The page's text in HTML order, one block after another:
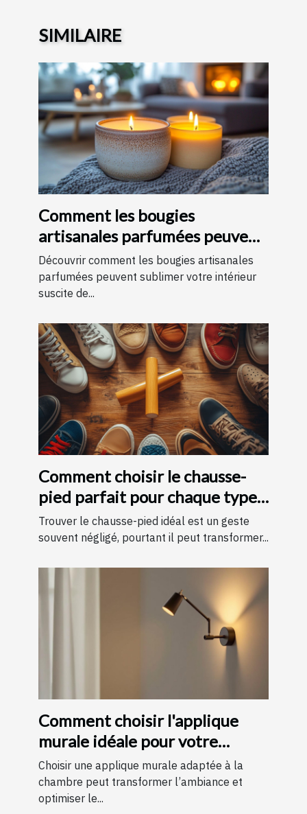
SIMILAIRE
Comment les bougies
artisanales parfumées peuvent
améliorer votre intérieur
Découvrir comment les bougies artisanales
parfumées peuvent sublimer votre intérieur
suscite de...
Comment choisir le chausse-
pied parfait pour chaque type
de chaussure
Trouver le chausse-pied idéal est un geste
souvent négligé, pourtant il peut transformer...
Comment choisir l'applique
murale idéale pour votre
chambre
Choisir une applique murale adaptée à la
chambre peut transformer l’ambiance et
optimiser le...